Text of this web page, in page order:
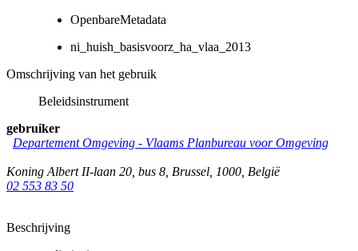
OpenbareMetadata
ni_huish_basisvoorz_ha_vlaa_2013
Omschrijving van het gebruik
Beleidsinstrument
gebruiker
Departement Omgeving - Vlaams Planbureau voor Omgeving
Koning Albert II-laan 20, bus 8 Brussel 1000 België
02 553 83 50
Beschrijving